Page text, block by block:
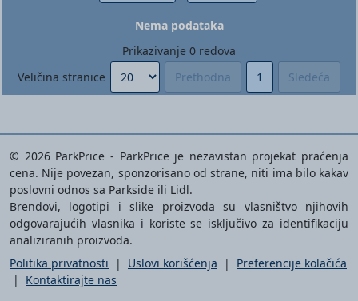
Nema podataka
Prikazivanje 0 redova
Veličina stranice
Prethodna 1 Sledeća
© 2026 ParkPrice - ParkPrice je nezavistan projekat praćenja
cena. Nije povezan, sponzorisano od strane, niti ima bilo kakav
poslovni odnos sa Parkside ili Lidl.
Brendovi, logotipi i slike proizvoda su vlasništvo njihovih
odgovarajućih vlasnika i koriste se isključivo za identifikaciju
analiziranih proizvoda.
Politika privatnosti | Uslovi korišćenja | Preferencije kolačića
| Kontaktirajte nas